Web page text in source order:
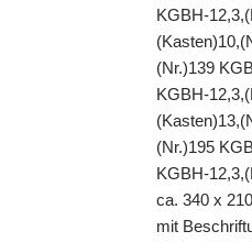
KGBH-
(Nr.)139
KGBH-
(Nr.)195
KGBH-
ca. 340 x
mit